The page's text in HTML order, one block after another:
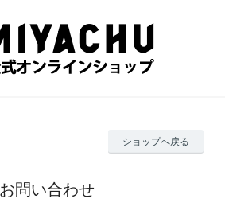
ショップへ戻る
お問い合わせ